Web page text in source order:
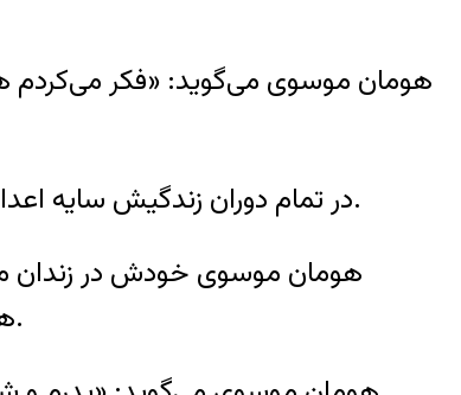
هومان موسوی می‌گوید: «فکر می‌کردم هر
در تمام دوران زندگیش سایه اعدام سایه سنگینی برای او بوده، اعدام پدر و مادرش خانواده پنج نفره آن‌ها را برای همیشه متلاشی کرده بود.
همکاری اقتصادی با گروه مجاهدین خلق بازداشت و پس از دو سه-هفته در زندان عادل آباد اعدام می‌کنند.